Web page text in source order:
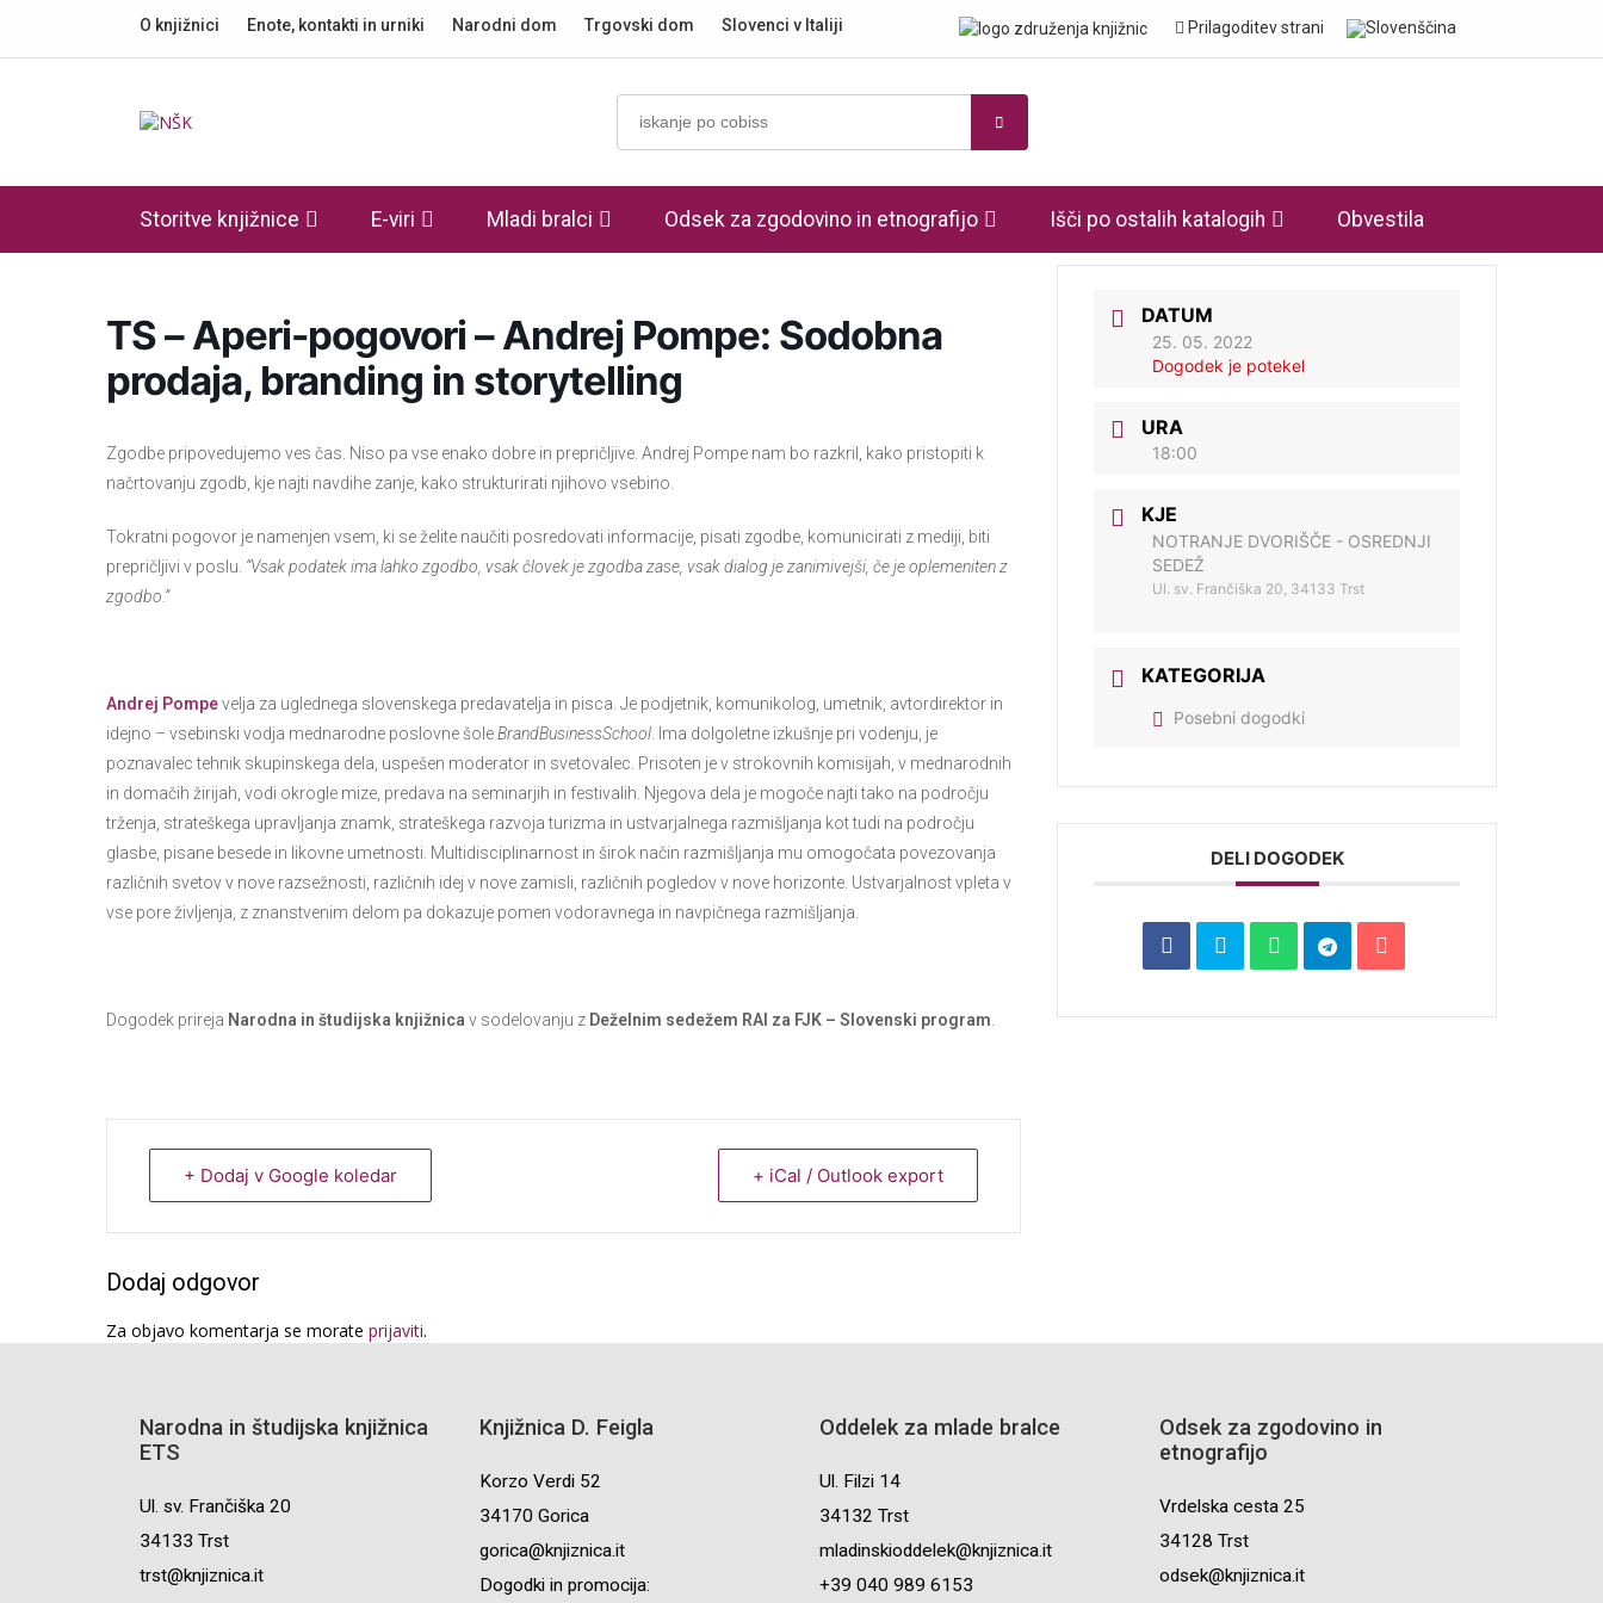
O knjižnici Enote, kontakti in urniki Narodni dom Trgovski dom Slovenci v Italiji Prilagoditev strani
Storitve knjižnice E-viri Mladi bralci Odsek za zgodovino in etnografijo Išči po ostalih katalogih Obvestila
TS – Aperi-pogovori – Andrej Pompe: Sodobna
prodaja, branding in storytelling
Zgodbe pripovedujemo ves čas. Niso pa vse enako dobre in prepričljive. Andrej Pompe nam bo razkril, kako pristopiti k
načrtovanju zgodb, kje najti navdihe zanje, kako strukturirati njihovo vsebino.
Tokratni pogovor je namenjen vsem, ki se želite naučiti posredovati informacije, pisati zgodbe, komunicirati z mediji, biti
prepričljivi v poslu. “Vsak podatek ima lahko zgodbo, vsak človek je zgodba zase, vsak dialog je zanimivejši, če je oplemeniten z
zgodbo.”
Andrej Pompevelja za uglednega slovenskega predavatelja in pisca. Je podjetnik, komunikolog, umetnik, avtordirektor in
idejno – vsebinski vodja mednarodne poslovne šoleBrandBusinessSchool . Ima dolgoletne izkušnje pri vodenju, je
poznavalec tehnik skupinskega dela, uspešen moderator in svetovalec. Prisoten je v strokovnih komisijah, v mednarodnih
in domačih žirijah, vodi okrogle mize, predava na seminarjih in festivalih. Njegova dela je mogoče najti tako na področju
trženja, strateškega upravljanja znamk, strateškega razvoja turizma in ustvarjalnega razmišljanja kot tudi na področju
glasbe, pisane besede in likovne umetnosti. Multidisciplinarnost in širok način razmišljanja mu omogočata povezovanja
različnih svetov v nove razsežnosti, različnih idej v nove zamisli, različnih pogledov v nove horizonte. Ustvarjalnost vpleta v
vse pore življenja, z znanstvenim delom pa dokazuje pomen vodoravnega in navpičnega razmišljanja.
Dogodek prireja Narodna in študijska knjižnica v sodelovanju z Deželnim sedežem RAI za FJK – Slovenski program
+ Dodaj v Google koledar + iCal / Outlook export
DATUM
25. 05. 2022
Dogodek je potekel
URA
18:00
KJE
NOTRANJE DVORIŠČE - OSREDNJI
SEDEŽ
Ul. sv. Frančiška 20, 34133 Trst
KATEGORIJA
Posebni dogodki
DELI DOGODEK
Dodaj odgovor
Za objavo komentarja se morate prijaviti.
Narodna in študijska knjižnica
ETS
Ul. sv. Frančiška 20
34133 Trst
trst@knjiznica.it
Knjižnica D. Feigla
Korzo Verdi 52
34170 Gorica
gorica@knjiznica.it
Dogodki in promocija:
Oddelek za mlade bralce
Ul. Filzi 14
34132 Trst
mladinskioddelek@knjiznica.it
+39 040 989 6153
Odsek za zgodovino in
etnografijo
Vrdelska cesta 25
34128 Trst
odsek@knjiznica.it